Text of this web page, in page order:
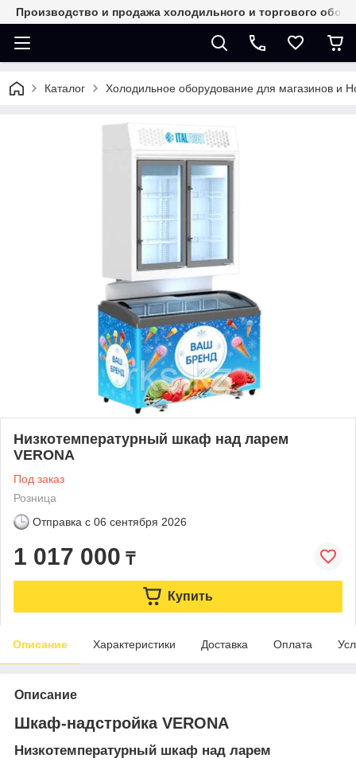
Производство и продажа холодильного и торгового
Каталог Холодильное оборудование для магазинов и
Низкотемпературный шкаф над ларем
VERONA
Под заказ
Розница
Отправка с 06 сентября 2026
1 017 000 ₸
Купить
Описание Характеристики Доставка Оплата
Описание
Шкаф-надстройка VERONA
Низкотемпературный шкаф над ларем